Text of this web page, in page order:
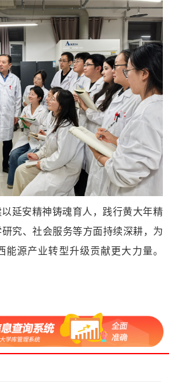
延安精神铸魂育人，践行黄大年精
究、社会服务等方面持续深耕，为
能源产业转型升级贡献更大力量。